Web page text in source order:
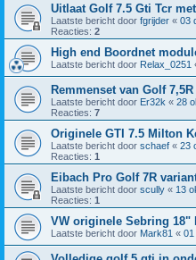
Uitlaat Golf 7.5 Gti Tcr
Laatste bericht door fgrijder « 03
Reacties: 2
High end Boordnet
Laatste bericht door Relax_0251
Remmenset van Golf
Laatste bericht door Er32k « 28
Reacties: 7
Originele GTI 7.5 Milton
Laatste bericht door schaef « 23
Reacties: 1
Eibach Pro Golf 7R
Laatste bericht door scully « 13
Reacties: 1
VW originele Sebring 18"
Laatste bericht door Mark81 « 01